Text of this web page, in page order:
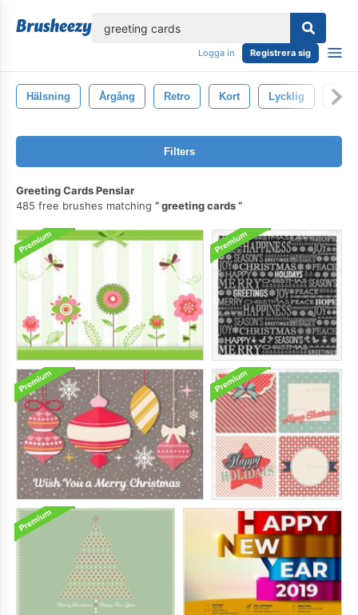
Logga in Registrera sig
Hälsning Årgång Retro Kort Lycklig
Filters
Greeting Cards Penslar
485 free brushes matching
greeting cards